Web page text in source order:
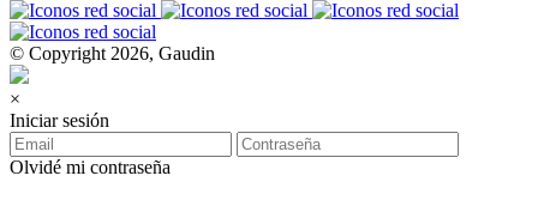
© Copyright 2026, Gaudin
×
Iniciar sesión
Olvidé mi contraseña